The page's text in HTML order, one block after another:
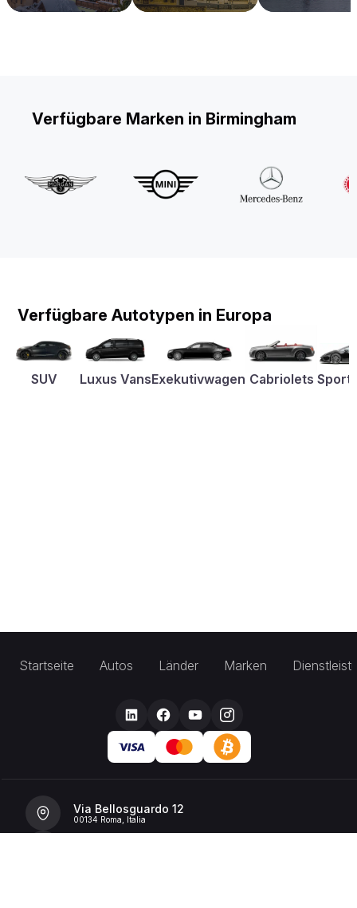
Verfügbare Marken in Birmingham
Verfügbare Autotypen in Europa
SUV Luxus VansExekutivwagen Cabriolets
Startseite Autos Länder Marken
Via Bellosguardo 12
00134 Roma, Italia